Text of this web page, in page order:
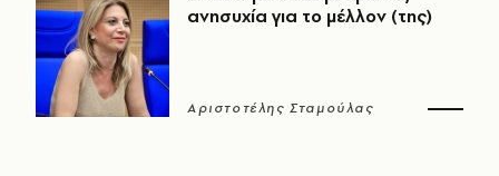
ανησυχία για το μέλλον (της)
Αριστοτέλης Σταμούλας